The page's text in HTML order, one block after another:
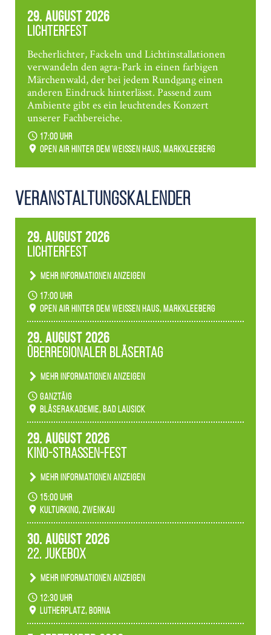
29. August 2026
Lichterfest
Becherlichter, Fackeln und Lichtinstallationen
verwandeln den agra-Park in einen farbigen
Märchenwald, der bei jedem Rundgang einen
anderen Eindruck hinterlässt. Passend zum
Ambiente gibt es ein leuchtendes Konzert
unserer Fachbereiche.
17:00 Uhr
Open Air hinter dem weißen Haus, Markkleeberg
Veranstaltungs­kalender
29. August 2026
Lichterfest
Mehr Informationen anzeigen
Becherlichter, Fackeln und Lichtinstallationen
verwandeln den agra-Park in einen farbigen
Märchenwald, der bei jedem Rundgang einen
Ambiente gibt es ein leuchtendes Konzert
unserer Fachbereiche.
17:00 Uhr
Open Air hinter dem weißen Haus, Markkleeberg
29. August 2026
Überregionaler Bläsertag
Mehr Informationen anzeigen
Teilnahme der Bläserklassen.
ganztäig
Bläserakademie, Bad Lausick
29. August 2026
Kino-Straßen-Fest
Mehr Informationen anzeigen
Konzert unserer Zwenkauer Schüler und
Schülerinnen zum Fest des Kulturkinos.
15:00 Uhr
Kulturkino, Zwenkau
30. August 2026
22. Jukebox
Mehr Informationen anzeigen
Anlässlicher der 775-Jahrfeier der Stadt Borna
spielen wir noch einmal unser aktuelles
Jukeboxprogramm zum Stadtfest.
12:30 Uhr
Lutherplatz, Borna